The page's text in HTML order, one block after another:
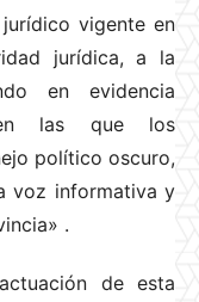
vigente en
jurídica, a la
en evidencia
en las que los
político oscuro,
voz informativa y
.
de esta